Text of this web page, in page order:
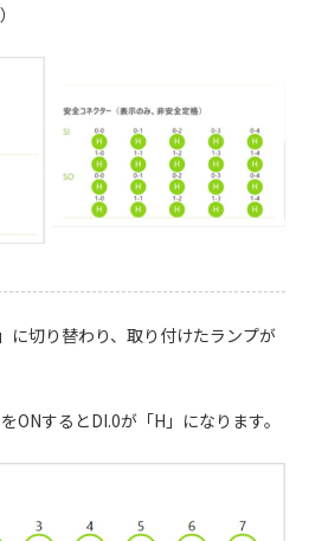
に切り替わり、取り付けたランプが
ONするとDI.0が「H」になります。